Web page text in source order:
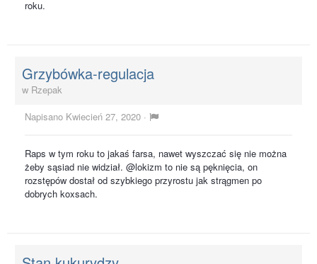
roku.
Grzybówka-regulacja
w Rzepak
Napisano Kwiecień 27, 2020 ·
Raps w tym roku to jakaś farsa, nawet wyszczać się nie można
żeby sąsiad nie widział. @lokizm to nie są pęknięcia, on
rozstępów dostał od szybkiego przyrostu jak strągmen po
dobrych koxsach.